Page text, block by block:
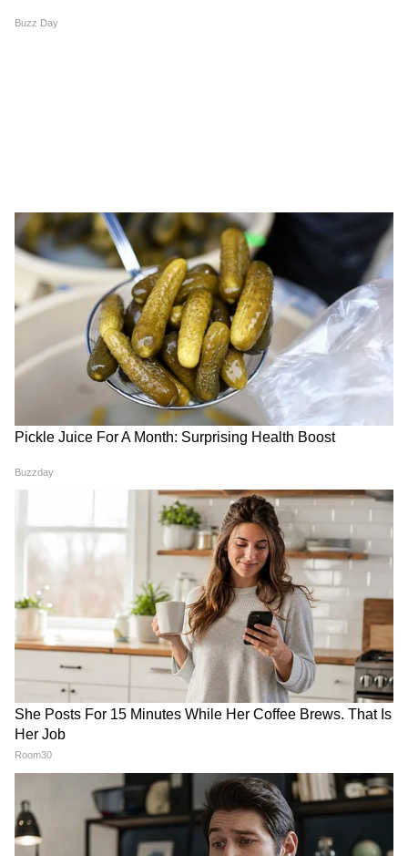
আজ মুম্বই-এ সোনার দাম-
২২ ক্যারেট - প্রতি ১ গ্রামে ১৩,৪৭৫
২৪ ক্যারেট- প্রতি ১ গ্রামে ১৪,৭০০
4
আজ দিল্লিতে সোনার দাম-
২২ ক্যারেট - প্রতি ১ গ্রামে ১৩,৪৯০
২৪ ক্যারেট- প্রতি ১ গ্রামে ১৪,৭১৫
আজ বেঙ্গালুরু সোনার দাম-
২২ ক্যারেট - প্রতি ১ গ্রামে ১৩,৪৭৫
২৪ ক্যারেট- প্রতি ১ গ্রামে ১৪,৭০০
9